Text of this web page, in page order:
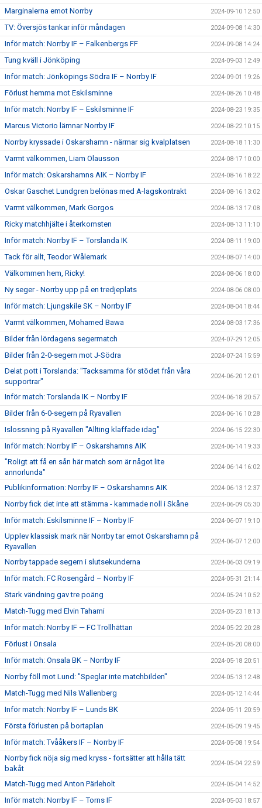
Marginalerna emot Norrby 2024-09-10 12:50
TV: Översjös tankar inför måndagen 2024-09-08 14:30
Inför match: Norrby IF – Falkenbergs FF 2024-09-08 14:24
Tung kväll i Jönköping 2024-09-03 12:49
Inför match: Jönköpings Södra IF – Norrby IF 2024-09-01 19:26
Förlust hemma mot Eskilsminne 2024-08-26 10:48
Inför match: Norrby IF – Eskilsminne IF 2024-08-23 19:35
Marcus Victorio lämnar Norrby IF 2024-08-22 10:15
Norrby kryssade i Oskarshamn - närmar sig kvalplatsen 2024-08-18 11:30
Varmt välkommen, Liam Olausson 2024-08-17 10:00
Inför match: Oskarshamns AIK – Norrby IF 2024-08-16 18:22
Oskar Gaschet Lundgren belönas med A-lagskontrakt 2024-08-16 13:02
Varmt välkommen, Mark Gorgos 2024-08-13 17:08
Ricky matchhjälte i återkomsten 2024-08-13 11:10
Inför match: Norrby IF – Torslanda IK 2024-08-11 19:00
Tack för allt, Teodor Wålemark 2024-08-07 14:00
Välkommen hem, Ricky! 2024-08-06 18:00
Ny seger - Norrby upp på en tredjeplats 2024-08-06 08:00
Inför match: Ljungskile SK – Norrby IF 2024-08-04 18:44
Varmt välkommen, Mohamed Bawa 2024-08-03 17:36
Bilder från lördagens segermatch 2024-07-29 12:05
Bilder från 2-0-segern mot J-Södra 2024-07-24 15:59
Delat pott i Torslanda: "Tacksamma för stödet från våra
supportrar"
2024-06-20 12:01
Inför match: Torslanda IK – Norrby IF 2024-06-18 20:57
Bilder från 6-0-segern på Ryavallen 2024-06-16 10:28
Islossning på Ryavallen "Allting klaffade idag" 2024-06-15 22:30
Inför match: Norrby IF – Oskarshamns AIK 2024-06-14 19:33
"Roligt att få en sån här match som är något lite
annorlunda"
2024-06-14 16:02
Publikinformation: Norrby IF – Oskarshamns AIK 2024-06-13 12:37
Norrby fick det inte att stämma - kammade noll i Skåne 2024-06-09 05:30
Inför match: Eskilsminne IF – Norrby IF 2024-06-07 19:10
Upplev klassisk mark när Norrby tar emot Oskarshamn på
Ryavallen
2024-06-07 12:00
Norrby tappade segern i slutsekunderna 2024-06-03 09:19
Inför match: FC Rosengård – Norrby IF 2024-05-31 21:14
Stark vändning gav tre poäng 2024-05-24 10:52
Match-Tugg med Elvin Tahami 2024-05-23 18:13
Inför match: Norrby IF — FC Trollhättan 2024-05-22 20:28
Förlust i Onsala 2024-05-20 08:00
Inför match: Onsala BK – Norrby IF 2024-05-18 20:51
Norrby föll mot Lund: "Speglar inte matchbilden" 2024-05-13 12:48
Match-Tugg med Nils Wallenberg 2024-05-12 14:44
Inför match: Norrby IF – Lunds BK 2024-05-11 20:59
Första förlusten på bortaplan 2024-05-09 19:45
Inför match: Tvååkers IF – Norrby IF 2024-05-08 19:54
Norrby fick nöja sig med kryss - fortsätter att hålla tätt
bakåt
2024-05-04 22:59
Match-Tugg med Anton Pärleholt 2024-05-04 14:52
Inför match: Norrby IF – Torns IF 2024-05-03 18:57